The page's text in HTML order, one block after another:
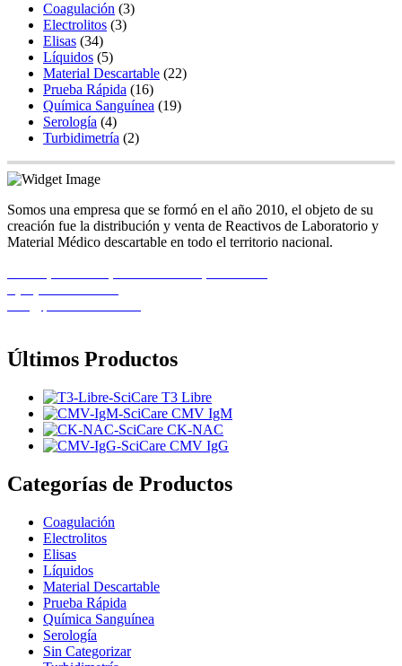
Coagulación (3)
Electrolitos (3)
Elisas (34)
Líquidos (5)
Material Descartable (22)
Prueba Rápida (16)
Química Sanguínea (19)
Serología (4)
Turbidimetría (2)
Somos una empresa que se formó en el año 2010, el objeto de su
creación fue la distribución y venta de Reactivos de Laboratorio y
Material Médico descartable en todo el territorio nacional.
Últimos Productos
T3 Libre
CMV IgM
CK-NAC
CMV IgG
Categorías de Productos
Coagulación
Electrolitos
Elisas
Líquidos
Material Descartable
Prueba Rápida
Química Sanguínea
Serología
Sin Categorizar